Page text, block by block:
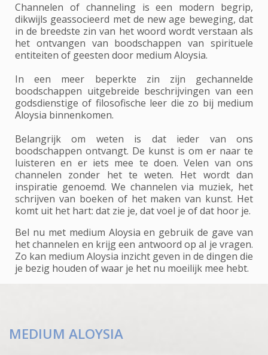
Channelen of channeling is een modern begrip,
dikwijls geassocieerd met de new age beweging, dat
in de breedste zin van het woord wordt verstaan als
het ontvangen van boodschappen van spirituele
entiteiten of geesten door medium Aloysia.
In een meer beperkte zin zijn gechannelde
boodschappen uitgebreide beschrijvingen van een
godsdienstige of filosofische leer die zo bij medium
Aloysia binnenkomen.
Belangrijk om weten is dat ieder van ons
boodschappen ontvangt. De kunst is om er naar te
luisteren en er iets mee te doen. Velen van ons
channelen zonder het te weten. Het wordt dan
inspiratie genoemd. We channelen via muziek, het
schrijven van boeken of het maken van kunst. Het
komt uit het hart: dat zie je, dat voel je of dat hoor je.
Bel nu met medium Aloysia en gebruik de gave van
het channelen en krijg een antwoord op al je vragen.
Zo kan medium Aloysia inzicht geven in de dingen die
je bezig houden of waar je het nu moeilijk mee hebt.
MEDIUM ALOYSIA